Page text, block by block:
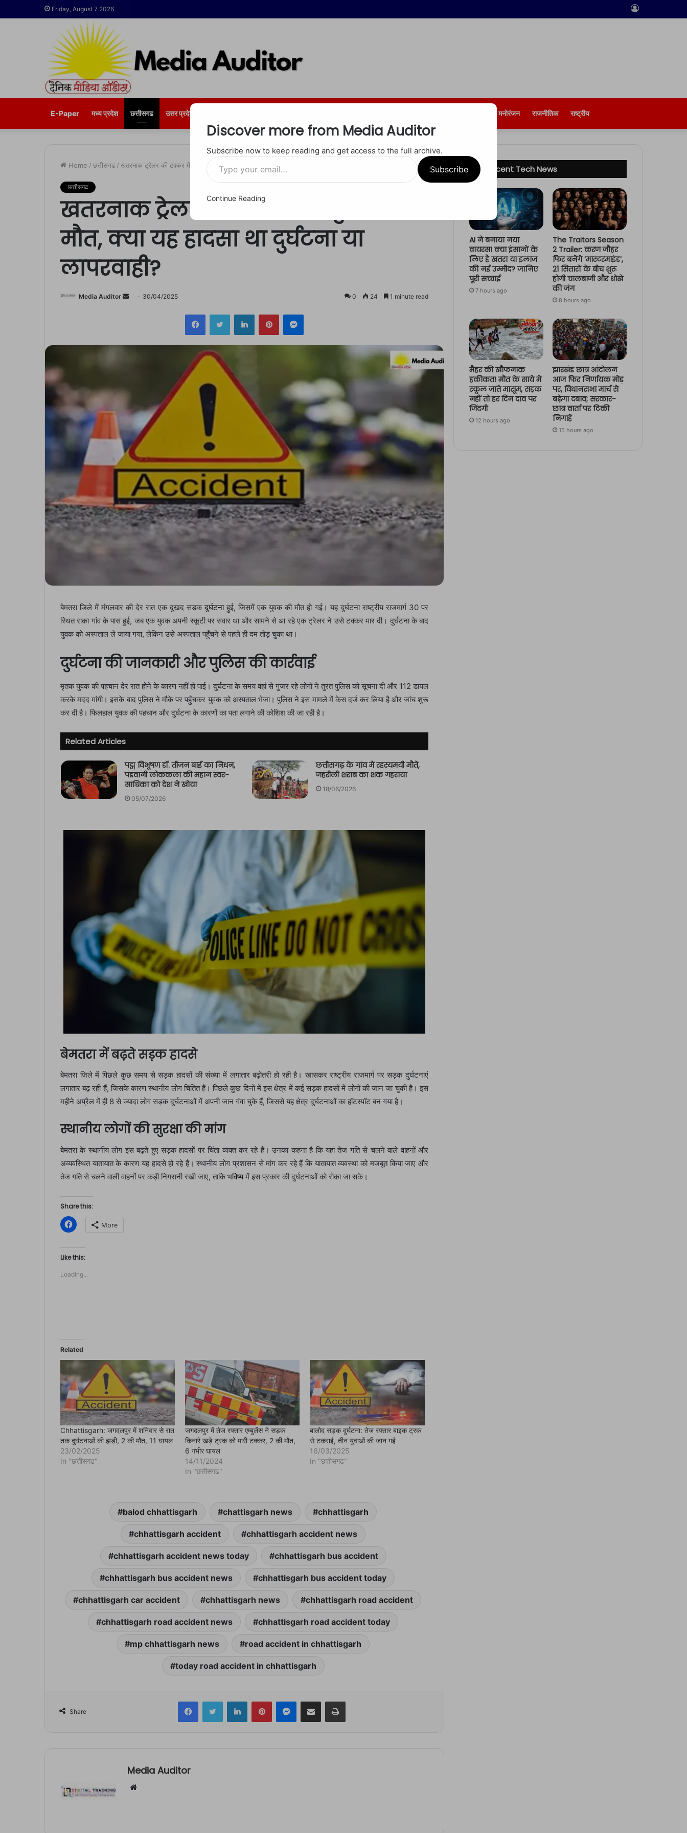
Friday, August 7 2026
Log
E-Paper मध्य प्रदेश छत्तीसगढ उत्तर प्रदेश मनोरंजन राजनीतिक राष्ट्रीय
Home / छत्तीसगढ / खतरनाक ट्रेलर की टक्कर में युवक की मौत, क्या यह हादसा था दुर्घटना या लापरवाही?
छत्तीसगढ
खतरनाक ट्रेलर की टक्कर में युवक की
मौत, क्या यह हादसा था दुर्घटना या
लापरवाही?
Media Auditor
Send 30/04/2025 0 24 1 minute read
FacebookTwitter LinkedInPinterestMessenger
बेमतरा जिले में मंगलवार की देर रात एक दुखद सड़कदुर्घटनाहुई, जिसमें एक युवक की मौत हो गई। यह दुर्घटना राष्ट्रीय राजमार्ग 30 पर
स्थित राका गांव के पास हुई, जब एक युवक अपनी स्कूटी पर सवार था और सामने से आ रहे एक ट्रेलर ने उसे टक्कर मार दी। दुर्घटना के बाद
युवक को अस्पताल ले जाया गया, लेकिन उसे अस्पताल पहुँचने से पहले ही दम तोड़ चुका था।
दुर्घटना की जानकारी और पुलिस की कार्रवाई
मृतक युवक की पहचान देर रात होने के कारण नहीं हो पाई। दुर्घटना के समय वहां से गुजर रहे लोगों ने तुरंत पुलिस को सूचना दी और 112 डायल
करके मदद मांगी। इसके बाद पुलिस ने मौके पर पहुँचकर युवक को अस्पताल भेजा। पुलिस ने इस मामले में केस दर्ज कर लिया है और जांच शुरू
कर दी है। फिलहाल युवक की पहचान और दुर्घटना के कारणों का पता लगाने की कोशिश की जा रही है।
Related Articles
पद्म विभूषण डॉ. तीजन बाई का निधन,
पंडवानी लोककला की महान स्वर-
साधिका को देश ने खोया
05/07/2026
छत्तीसगढ़ के गांव में रहस्यमयी मौतें,
जहरीली शराब का शक गहराया
18/06/2026
बेमतरा में बढ़ते सड़क हादसे
बेमतरा जिले में पिछले कुछ समय से सड़क हादसों की संख्या में लगातार बढ़ोतरी हो रही है। खासकर राष्ट्रीय राजमार्ग पर सड़क दुर्घटनाएं
लगातार बढ़ रही हैं, जिसके कारण स्थानीय लोग चिंतित हैं। पिछले कुछ दिनों में इस क्षेत्र में कई सड़क हादसों में लोगों की जान जा चुकी है। इस
महीने अप्रैल में ही 8 से ज्यादा लोग सड़क दुर्घटनाओं में अपनी जान गंवा चुके हैं, जिससे यह क्षेत्र दुर्घटनाओं का हॉटस्पॉट बन गया है।
स्थानीय लोगों की सुरक्षा की मांग
बेमतरा के स्थानीय लोग इस बढ़ते हुए सड़क हादसों पर चिंता व्यक्त कर रहे हैं। उनका कहना है कि यहां तेज गति से चलने वाले वाहनों और
अव्यवस्थित यातायात के कारण यह हादसे हो रहे हैं। स्थानीय लोग प्रशासन से मांग कर रहे हैं कि यातायात व्यवस्था को मजबूत किया जाए और
तेज गति से चलने वाली वाहनों पर कड़ी निगरानी रखी जाए, ताकिभविष्यमें इस प्रकार की दुर्घटनाओं को रोका जा सके।
Share this:
C
l
k
t
o
h
b
o
k
(
O
p
e
n
s
i
n
e
w
w
i
n
d
More
Like this:
Loading...
Related
Chhattisgarh: जगदलपुर में शनिवार से रात
तक दुर्घटनाओं की झड़ी, 2 की मौत, 11 घायल
23/02/2025
In "छत्तीसगढ"
जगदलपुर में तेज रफ्तार एम्बुलेंस ने सड़क
किनारे खड़े ट्रक को मारी टक्कर, 2 की मौत,
6 गंभीर घायल
14/11/2024
In "छत्तीसगढ"
बालोद सड़क दुर्घटना: तेज रफ्तार बाइक ट्रक
से टकराई, तीन युवाओं की जान गई
16/03/2025
In "छत्तीसगढ"
balod chhattisgarh chattisgarh news chhattisgarh
chhattisgarh accident chhattisgarh accident news
chhattisgarh accident news today chhattisgarh bus accident
chhattisgarh bus accident news chhattisgarh bus accident today
chhattisgarh car accident chhattisgarh news chhattisgarh road accident
chhattisgarh road accident news chhattisgarh road accident today
mp chhattisgarh news road accident in chhattisgarh
today road accident in chhattisgarh
Share
FacebookTwitter LinkedInPinterestMessenger
Share via Email Print
Media Auditor
Website
Recent Tech News
AI ने बनाया नया
वायरस! क्या इंसानों के
लिए है खतरा या इलाज
की नई उम्मीद? जानिए
पूरी सच्चाई
7 hours ago
The Traitors Season
2 Trailer: करण जौहर
फिर बनेंगे ‘मास्टरमाइंड’,
21 सितारों के बीच शुरू
होगी चालबाजी और धोखे
की जंग
8 hours ago
मैहर की खौफनाक
हकीकत! मौत के साये में
स्कूल जाते मासूम, सड़क
नहीं तो हर दिन दांव पर
जिंदगी
12 hours ago
झारखंड छात्र आंदोलन
आज फिर निर्णायक मोड़
पर, विधानसभा मार्च से
बढ़ेगा दबाव; सरकार-
छात्र वार्ता पर टिकी
निगाहें
15 hours ago
Discover more from Media Auditor
Subscribe now to keep reading and get access to the full archive.
Type
your
email…
Subscribe
Continue Reading